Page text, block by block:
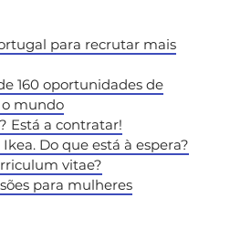
para recrutar mais
160 oportunidades de
mundo
Está a contratar!
Do que está à espera?
vitae?
para mulheres